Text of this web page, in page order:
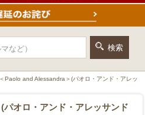
Paolo and Alessandra＞(パオロ・アンド・アレッ
オロ・アンド・アレッサンド